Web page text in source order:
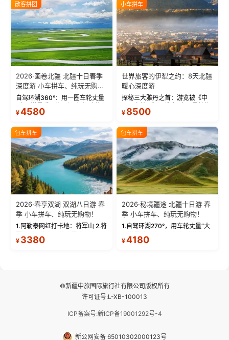
散客拼团
2026·画卷北疆 北疆十日春季
深度游 小车拼车、纯玩无购
物！
自驾环湖360°：用一圈车轮丈量
蓝。 赛湖旅拍：甄选多款风格服
绝美瞬间。 赛湖坦克300跟车视
频：专业摄影师...
¥4580
小车拼车
世界旅客的伊犁之约：8天北疆
暖心深度游
探秘三大雅丹之首：游览被《中
三大雅丹”第一名的克拉玛依魔鬼
瓦人最大村落——禾木村，欣赏
晨雾与小木...
¥ 8500
包车拼车
2026·春享双湖 双湖八日游 春
季 小车拼车、纯玩无购物！
1.阿勒泰网红打卡地：将军山 2.将
军山落日缆车，体验雪都风光 3.
将军山，夕阳派对，蹦迪party 4.
¥ 3380
包车拼车
2026·秘境疆途 北疆十日游 春
季 小车拼车、纯玩无购物！
1.自驾环湖270°，用车轮丈量“大
西洋最后一滴眼泪”的极致蔚蓝，
让雪山、花海与深邃湖水在转弯
¥4180
©新疆中旅国际旅行社有限公司版权所有
许可证号:L-XB-100013
ICP备案号:新ICP备19001292号-4
新公网安备 65010302000123号